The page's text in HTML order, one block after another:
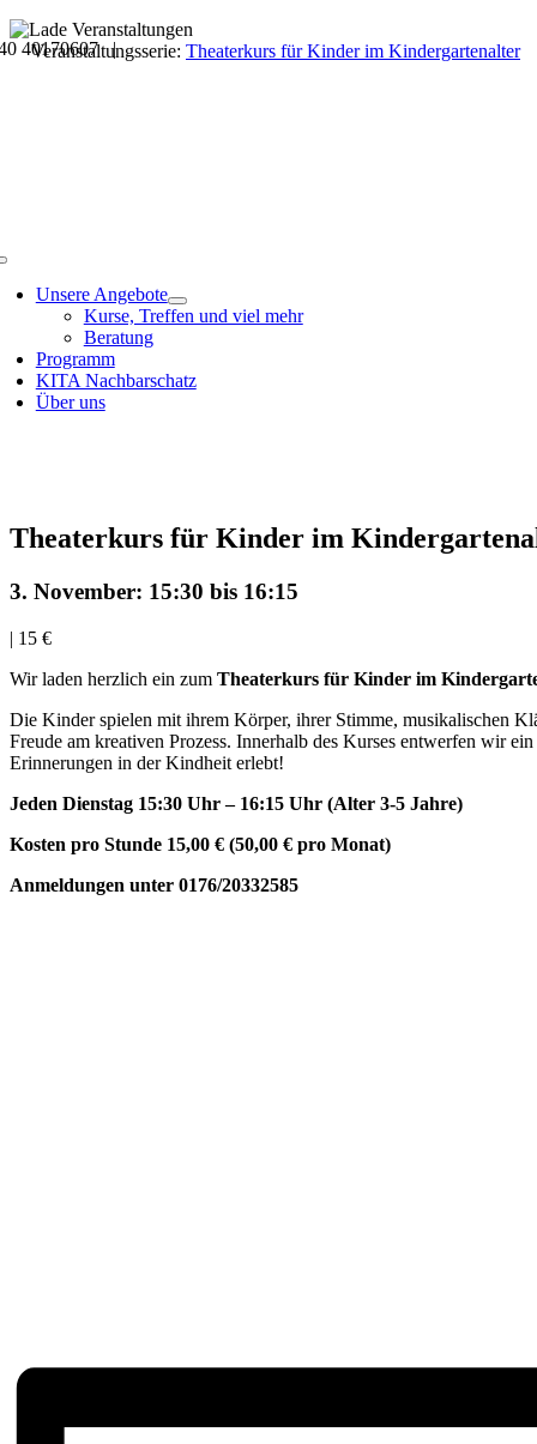
Skip
to 40170607 |
Unsere Angebote
Kurse, Treffen und viel mehr
Beratung
Programm
KITA Nachbarschatz
Über uns
Veranstaltungsdetails
Veranstaltungsserie: Theaterkurs für Kinder im Kindergartenalter
Theaterkurs für Kinder im
3. November: 15:30 bis 16:15
| 15 €
Wir laden herzlich ein zum Theaterkurs für Kinder im
Die Kinder spielen mit ihrem Körper, ihrer Stimme, musikalischen
Freude am kreativen Prozess. Innerhalb des Kurses entwerfen wir
Erinnerungen in der Kindheit erlebt!
Jeden Dienstag 15:30 Uhr – 16:15 Uhr (Alter 3-5 Jahre)
Kosten pro Stunde 15,00 € (50,00 € pro Monat)
Anmeldungen unter 0176/20332585